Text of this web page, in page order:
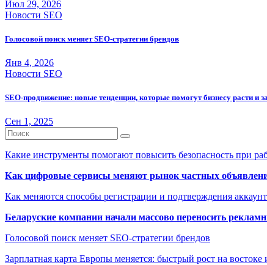
Июл 29, 2026
Новости SEO
Голосовой поиск меняет SEO-стратегии брендов
Янв 4, 2026
Новости SEO
SEO-продвижение: новые тенденции, которые помогут бизнесу расти и
Сен 1, 2025
Какие инструменты помогают повысить безопасность при
Как цифровые сервисы меняют рынок частных
Как меняются способы регистрации и подтверждения
Беларуские компании начали массово переносить
Голосовой поиск меняет SEO-стратегии брендов
Зарплатная карта Европы меняется: быстрый рост на востоке